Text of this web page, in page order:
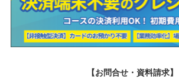
【お問合せ・資料請求】